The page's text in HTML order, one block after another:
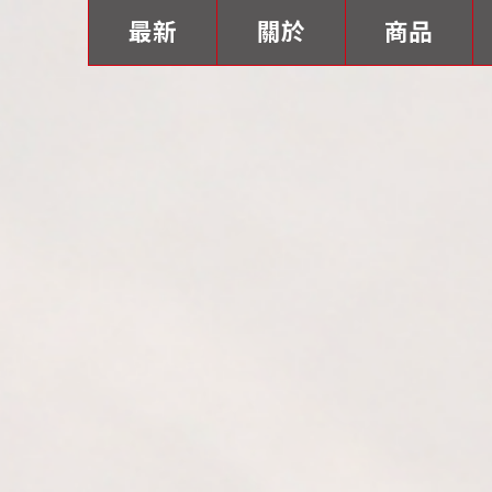
最新 關於 商品